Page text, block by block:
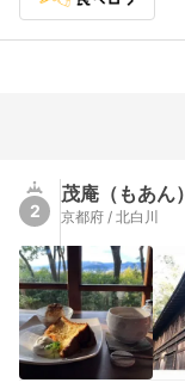
2
茂庵（もあん）
京都府 / 北白川